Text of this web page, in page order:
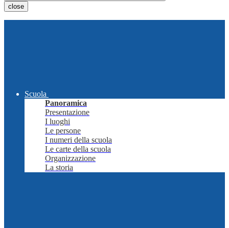
close
Scuola
Panoramica
Presentazione
I luoghi
Le persone
I numeri della scuola
Le carte della scuola
Organizzazione
La storia